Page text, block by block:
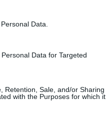
Data.
Data for Targeted
Retention, Sale, and/or Sharing
with the Purposes for which it